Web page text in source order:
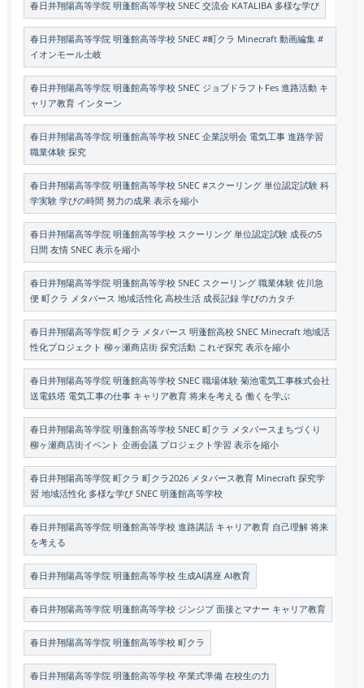
春日井翔陽高等学院 明蓬館高等学校 SNEC 交流会 KATALIBA 多様な学び
春日井翔陽高等学院 明蓬館高等学校 SNEC #町クラ Minecraft 動画編集 #
イオンモール土岐
春日井翔陽高等学院 明蓬館高等学校 SNEC ジョブドラフトFes 進路活動 キ
ャリア教育 インターン
春日井翔陽高等学院 明蓬館高等学校 SNEC 企業説明会 電気工事 進路学習
職業体験 探究
春日井翔陽高等学院 明蓬館高等学校 SNEC #スクーリング 単位認定試験 科
学実験 学びの時間 努力の成果 表示を縮小
春日井翔陽高等学院 明蓬館高等学校 スクーリング 単位認定試験 成長の5
日間 友情 SNEC 表示を縮小
春日井翔陽高等学院 明蓬館高等学校 SNEC スクーリング 職業体験 佐川急
便 町クラ メタバース 地域活性化 高校生活 成長記録 学びのカタチ
春日井翔陽高等学院 町クラ メタバース 明蓬館高校 SNEC Minecraft 地域活
性化プロジェクト 柳ヶ瀬商店街 探究活動 これぞ探究 表示を縮小
春日井翔陽高等学院 明蓬館高等学校 SNEC 職場体験 菊池電気工事株式会社
送電鉄塔 電気工事の仕事 キャリア教育 将来を考える 働くを学ぶ
春日井翔陽高等学院 明蓬館高等学校 SNEC 町クラ メタバースまちづくり
柳ヶ瀬商店街イベント 企画会議 プロジェクト学習 表示を縮小
春日井翔陽高等学院 町クラ 町クラ2026 メタバース教育 Minecraft 探究学
習 地域活性化 多様な学び SNEC 明蓬館高等学校
春日井翔陽高等学院 明蓬館高等学校 進路講話 キャリア教育 自己理解 将来
を考える
春日井翔陽高等学院 明蓬館高等学校 生成AI講座 AI教育
春日井翔陽高等学院 明蓬館高等学校 ジンジブ 面接とマナー キャリア教育
春日井翔陽高等学院 明蓬館高等学校 町クラ
春日井翔陽高等学院 明蓬館高等学校 卒業式準備 在校生の力